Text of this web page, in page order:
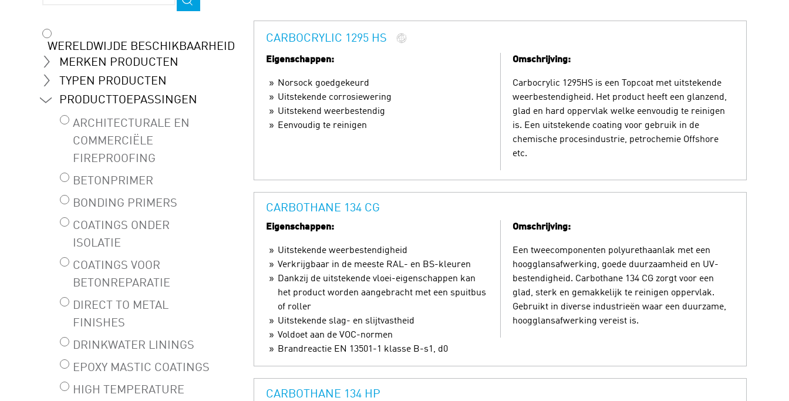
WERELDWIJDE BESCHIKBAARHEID
MERKEN PRODUCTEN
TYPEN PRODUCTEN
PRODUCTTOEPASSINGEN
ARCHITECTURALE EN
COMMERCIËLE
FIREPROOFING
BETONPRIMER
BONDING PRIMERS
COATINGS ONDER
ISOLATIE
COATINGS VOOR
BETONREPARATIE
DIRECT TO METAL
FINISHES
DRINKWATER LININGS
EPOXY MASTIC COATINGS
HIGH TEMPERATURE
CARBOCRYLIC 1295 HS
Eigenschappen:
Norsock goedgekeurd
Uitstekende corrosiewering
Uitstekend weerbestendig
Eenvoudig te reinigen
Omschrijving:
Carbocrylic 1295HS is een Topcoat met uitstekende
weerbestendigheid. Het product heeft een glanzend,
glad en hard oppervlak welke eenvoudig te reinigen
is. Een uitstekende coating voor gebruik in de
chemische procesindustrie, petrochemie Offshore
etc.
CARBOTHANE 134 CG
Eigenschappen:
Uitstekende weerbestendigheid
Verkrijgbaar in de meeste RAL- en BS-kleuren
Dankzij de uitstekende vloei-eigenschappen kan
het product worden aangebracht met een spuitbus
of roller
Uitstekende slag- en slijtvastheid
Voldoet aan de VOC-normen
Brandreactie EN 13501-1 klasse B-s1, d0
Omschrijving:
Een tweecomponenten polyurethaanlak met een
hoogglansafwerking, goede duurzaamheid en UV-
bestendigheid. Carbothane 134 CG zorgt voor een
glad, sterk en gemakkelijk te reinigen oppervlak.
Gebruikt in diverse industrieën waar een duurzame,
hoogglansafwerking vereist is.
CARBOTHANE 134 HP